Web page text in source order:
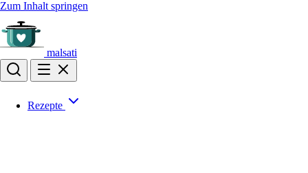
Zum Inhalt springen
malsati
Rezepte